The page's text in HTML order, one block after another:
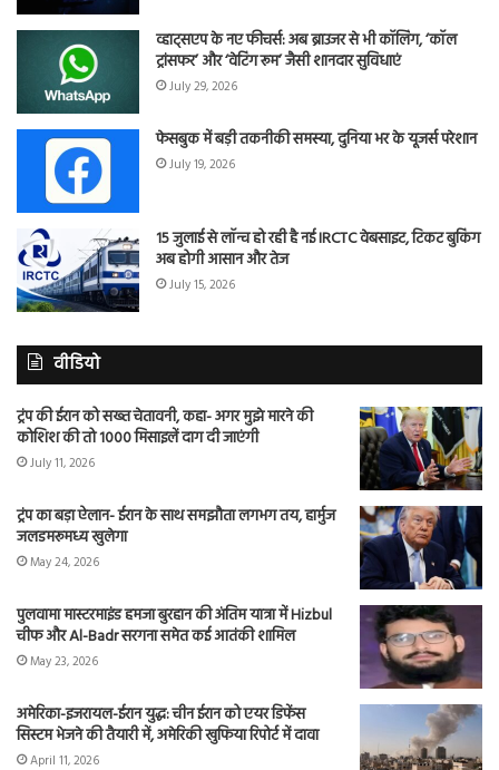
व्हाट्सएप के नए फीचर्स: अब ब्राउजर से भी कॉलिंग, ‘कॉल
ट्रांसफर’ और ‘वेटिंग रूम’ जैसी शानदार सुविधाएं
July 29, 2026
फेसबुक में बड़ी तकनीकी समस्या, दुनिया भर के यूजर्स परेशान
July 19, 2026
15 जुलाई से लॉन्च हो रही है नई IRCTC वेबसाइट, टिकट बुकिंग
अब होगी आसान और तेज
July 15, 2026
वीडियो
ट्रंप की ईरान को सख्त चेतावनी, कहा- अगर मुझे मारने की
कोशिश की तो 1000 मिसाइलें दाग दी जाएंगी
July 11, 2026
ट्रंप का बड़ा ऐलान- ईरान के साथ समझौता लगभग तय, हार्मुज
जलडमरूमध्य खुलेगा
May 24, 2026
पुलवामा मास्टरमाइंड हमजा बुरहान की अंतिम यात्रा में Hizbul
चीफ और Al-Badr सरगना समेत कई आतंकी शामिल
May 23, 2026
अमेरिका-इजरायल-ईरान युद्ध: चीन ईरान को एयर डिफेंस
सिस्टम भेजने की तैयारी में, अमेरिकी खुफिया रिपोर्ट में दावा
April 11, 2026